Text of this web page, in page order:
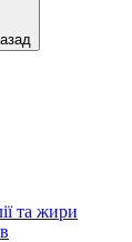
та жири